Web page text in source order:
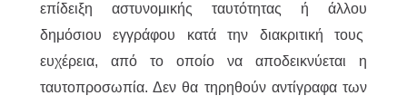
επίδειξη αστυνομικής ταυτότητας ή άλλου
δημόσιου εγγράφου κατά την διακριτική τους
ευχέρεια, από το οποίο να αποδεικνύεται η
ταυτοπροσωπία. Δεν θα τηρηθούν αντίγραφα των